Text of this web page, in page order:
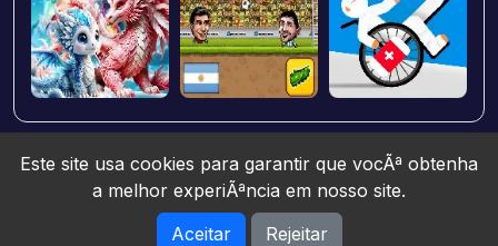
Jogos10 © 2026. All rights reserved.
Este site usa cookies para garantir que vocÃª obtenha
a melhor experiÃªncia em nosso site.
Aceitar
Rejeitar